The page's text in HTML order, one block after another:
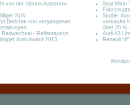
von der Vienna Autoshow
SUV
Berichte von vergangenen
Radwechsel - Reifentausch
Auto Award 2013
Seat Mii in
Studie:
verkaufte
über 20 %
Audi A3
Renault